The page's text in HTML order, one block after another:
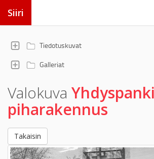
Siiri
Tiedotuskuvat
Galleriat
Valokuva
piharakennus
Takaisin